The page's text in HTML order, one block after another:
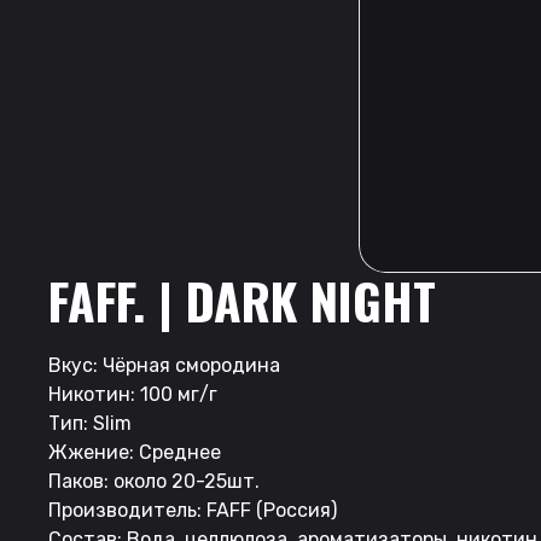
FAFF. | DARK NIGHT
Вкус: Чёрная смородина
Никотин: 100 мг/г
Тип: Slim
Жжение: Среднее
Паков: около 20-25шт.
Производитель: FAFF (Россия)